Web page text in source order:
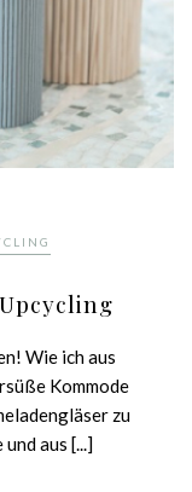
Wie ich aus
Kommode
zu
aus [...]